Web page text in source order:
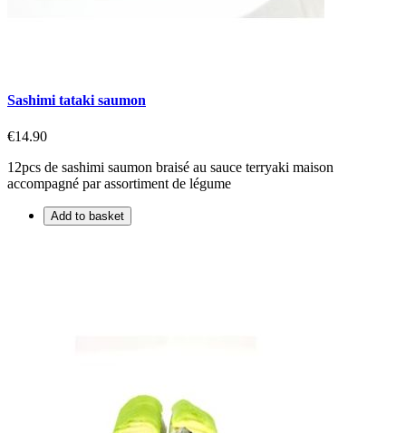
Sashimi tataki saumon
€14.90
12pcs de sashimi saumon braisé au sauce terryaki maison
accompagné par assortiment de légume
Add to basket